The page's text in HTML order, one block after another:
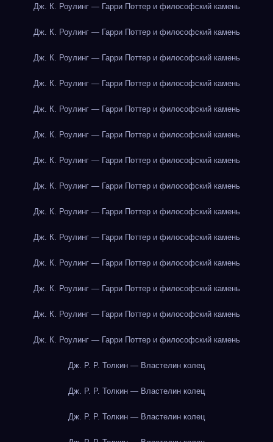
Дж. К. Роулинг — Гарри Поттер и философский камень
Дж. К. Роулинг — Гарри Поттер и философский камень
Дж. К. Роулинг — Гарри Поттер и философский камень
Дж. К. Роулинг — Гарри Поттер и философский камень
Дж. К. Роулинг — Гарри Поттер и философский камень
Дж. К. Роулинг — Гарри Поттер и философский камень
Дж. К. Роулинг — Гарри Поттер и философский камень
Дж. К. Роулинг — Гарри Поттер и философский камень
Дж. К. Роулинг — Гарри Поттер и философский камень
Дж. К. Роулинг — Гарри Поттер и философский камень
Дж. К. Роулинг — Гарри Поттер и философский камень
Дж. К. Роулинг — Гарри Поттер и философский камень
Дж. К. Роулинг — Гарри Поттер и философский камень
Дж. К. Роулинг — Гарри Поттер и философский камень
Дж. Р. Р. Толкин — Властелин колец
Дж. Р. Р. Толкин — Властелин колец
Дж. Р. Р. Толкин — Властелин колец